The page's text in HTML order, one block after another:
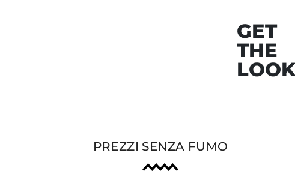
GET
THE
LOOK
PREZZI SENZA FUMO